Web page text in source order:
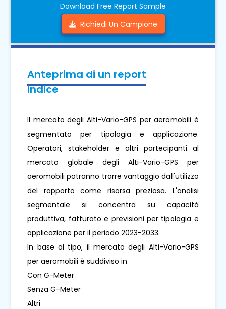
Download Free Report Sample
Richiedi Un Campione
Anteprima di un report
indice
Il mercato degli Alti-Vario-GPS per aeromobili è
segmentato per tipologia e applicazione.
Operatori, stakeholder e altri partecipanti al
mercato globale degli Alti-Vario-GPS per
aeromobili potranno trarre vantaggio dall'utilizzo
del rapporto come risorsa preziosa. L'analisi
segmentale si concentra su capacità
produttiva, fatturato e previsioni per tipologia e
applicazione per il periodo 2023-2033.
In base al tipo, il mercato degli Alti-Vario-GPS
per aeromobili è suddiviso in
Con G-Meter
Senza G-Meter
Altri